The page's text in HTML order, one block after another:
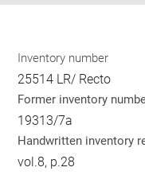
Inventory number
25514 LR/ Recto
Former inventory
19313/7a
Handwritten inventory
vol.8, p.28